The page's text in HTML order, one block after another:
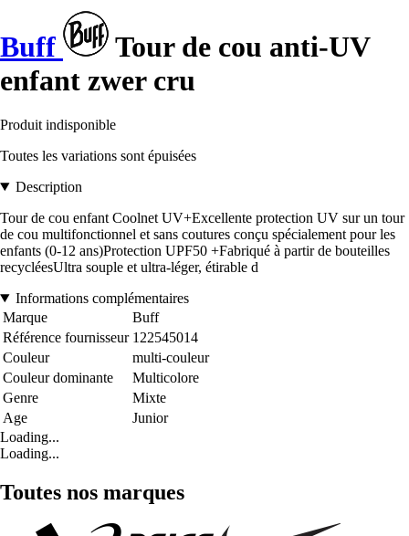
Buff
Tour de cou anti-UV
enfant zwer cru
Produit indisponible
Toutes les variations sont épuisées
Description
Tour de cou enfant Coolnet UV+Excellente protection UV sur un tour
de cou multifonctionnel et sans coutures conçu spécialement pour les
enfants (0-12 ans)Protection UPF50 +Fabriqué à partir de bouteilles
recycléesUltra souple et ultra-léger, étirable d
Informations complémentaires
Marque
Buff
Référence fournisseur 122545014
Couleur
multi-couleur
Couleur dominante
Multicolore
Genre
Mixte
Age
Junior
Loading...
Loading...
Toutes nos marques